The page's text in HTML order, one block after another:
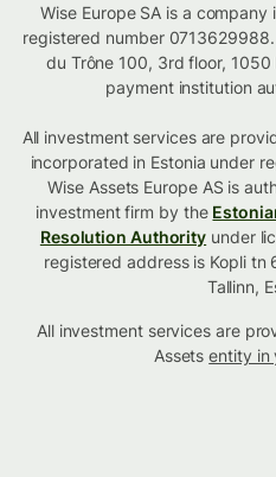
Wise Europe SA is a
registered number
du Trône 100, 3rd floor, 1050
payment institution
All investment services are
incorporated in Estonia under
Wise Assets Europe AS is
investment firm by the
Resolution Authority under
registered address is Kopli tn
Tallinn,
All investment services are
Assetsentity in